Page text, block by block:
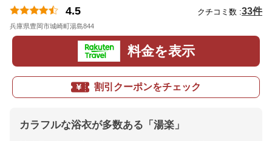
4.5 クチコミ数 :33件
兵庫県豊岡市城崎町湯島844
料金を表示
割引クーポンをチェック
カラフルな浴衣が多数ある「湯楽」